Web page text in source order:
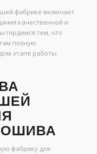
фабрике включает
качественной и
гордимся тем, что
полную
этапе работы.
фабрику для